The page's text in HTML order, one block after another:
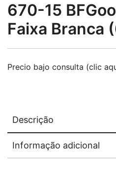
670-15
Faixa Branca
Precio bajo consulta (clic
Descrição
Informação adicional